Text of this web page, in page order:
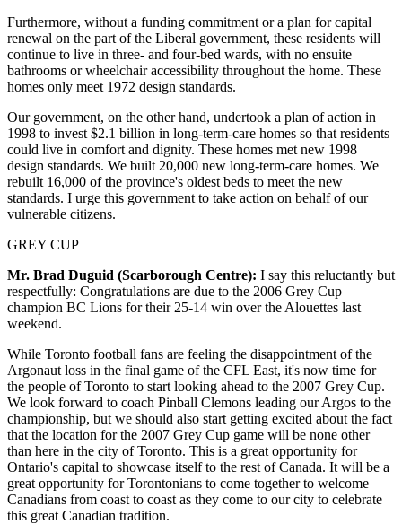
Furthermore, without a funding commitment or a plan for capital
renewal on the part of the Liberal government, these residents will
continue to live in three- and four-bed wards, with no ensuite
bathrooms or wheelchair accessibility throughout the home. These
homes only meet 1972 design standards.
Our government, on the other hand, undertook a plan of action in
1998 to invest $2.1 billion in long-term-care homes so that residents
could live in comfort and dignity. These homes met new 1998
design standards. We built 20,000 new long-term-care homes. We
rebuilt 16,000 of the province's oldest beds to meet the new
standards. I urge this government to take action on behalf of our
vulnerable citizens.
GREY CUP
Mr. Brad Duguid (Scarborough Centre): I say this reluctantly but
respectfully: Congratulations are due to the 2006 Grey Cup
champion BC Lions for their 25-14 win over the Alouettes last
weekend.
While Toronto football fans are feeling the disappointment of the
Argonaut loss in the final game of the CFL East, it's now time for
the people of Toronto to start looking ahead to the 2007 Grey Cup.
We look forward to coach Pinball Clemons leading our Argos to the
championship, but we should also start getting excited about the fact
that the location for the 2007 Grey Cup game will be none other
than here in the city of Toronto. This is a great opportunity for
Ontario's capital to showcase itself to the rest of Canada. It will be a
great opportunity for Torontonians to come together to welcome
Canadians from coast to coast as they come to our city to celebrate
this great Canadian tradition.